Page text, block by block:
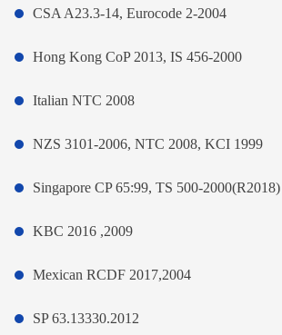
CSA A23.3-14, Eurocode 2-2004
Hong Kong CoP 2013, IS 456-2000
Italian NTC 2008
NZS 3101-2006, NTC 2008, KCI 1999
Singapore CP 65:99, TS 500-2000(R2018)
KBC 2016 ,2009
Mexican RCDF 2017,2004
SP 63.13330.2012